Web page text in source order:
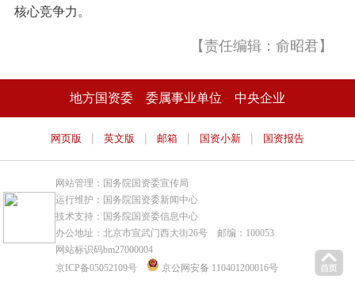
核心竞争力。
【责任编辑：俞昭君】
地方国资委 委属事业单位 中央企业
网页版 | 英文版 | 邮箱 | 国资小新 | 国资报告
网站管理：国务院国资委宣传局
运行维护：国务院国资委新闻中心
技术支持：国务院国资委信息中心
办公地址：北京市宣武门西大街26号 邮编：100053
网站标识码bm27000004
京ICP备05052109号
京公网安备 110401200016号